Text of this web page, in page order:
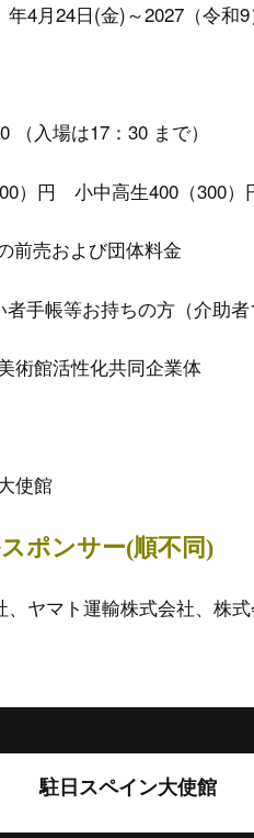
年4月24日(金)～2027（令和
（入場は17：30 まで）
）円 小中高生400（300
前売および団体料金
手帳等お持ちの方（介助
術館活性化共同企業体
使館
ポンサー(順不同)
、ヤマト運輸株式会社、株
駐日スペイン大使館